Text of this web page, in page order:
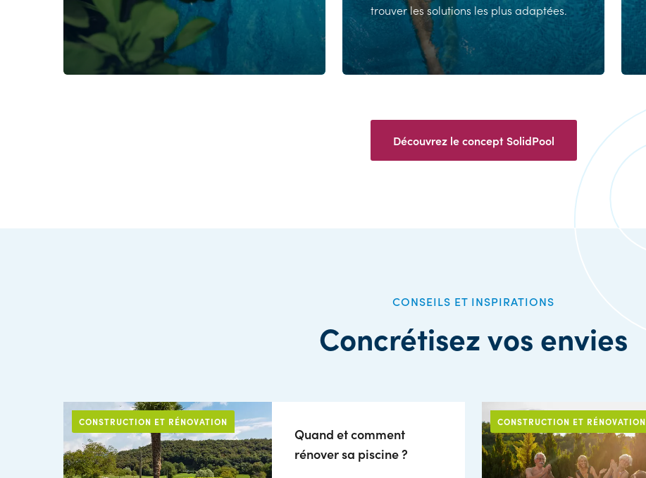
trouver les solutions les plus adaptées.
Découvrez le concept SolidPool
CONSEILS ET INSPIRATIONS
Concrétisez vos envies
CONSTRUCTION ET RÉNOVATION
Quand et comment
rénover sa piscine ?
CONSTRUCTION ET RÉNOVATION